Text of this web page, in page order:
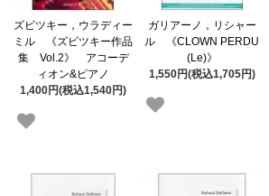
ズビツキー，ウラディー
ミル 《ズビツキー作品
集 Vol.2》 アコーデ
ィオン&ピアノ
1,400円(税込1,540円)
ガリアーノ，リシャー
ル 《CLOWN PERDU
(Le)》
1,550円(税込1,705円)